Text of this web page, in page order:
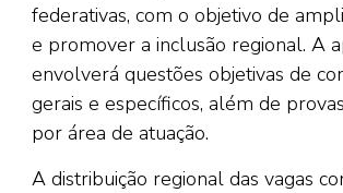
federativas, com o objetivo de
e promover a inclusão regional. A
envolverá questões objetivas de
gerais e específicos, além de
por área de atuação.
A distribuição regional das vagas